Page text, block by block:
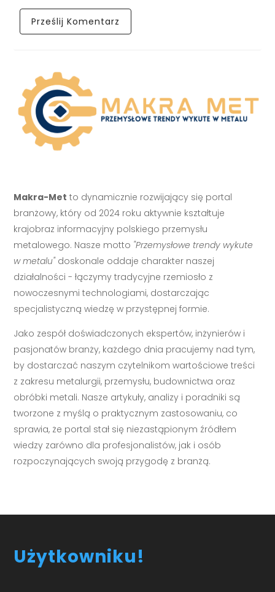
Makra-Met to dynamicznie rozwijający się portal
branżowy, który od 2024 roku aktywnie kształtuje
krajobraz informacyjny polskiego przemysłu
metalowego. Nasze motto "Przemysłowe trendy wykute
w metalu"doskonale oddaje charakter naszej
działalności - łączymy tradycyjne rzemiosło z
nowoczesnymi technologiami, dostarczając
specjalistyczną wiedzę w przystępnej formie.
Jako zespół doświadczonych ekspertów, inżynierów i
pasjonatów branży, każdego dnia pracujemy nad tym,
by dostarczać naszym czytelnikom wartościowe treści
z zakresu metalurgii, przemysłu, budownictwa oraz
obróbki metali. Nasze artykuły, analizy i poradniki są
tworzone z myślą o praktycznym zastosowaniu, co
sprawia, że portal stał się niezastąpionym źródłem
wiedzy zarówno dla profesjonalistów, jak i osób
rozpoczynających swoją przygodę z branżą.
Użytkowniku!